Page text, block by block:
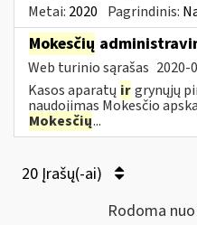
Metai: 2020 Pagrindinis:
Mokesčių
Web turinio sąrašas 2020-
Kasos aparatų irgrynųjų
naudojimas Mokesčio
Mokesčių...
20 Įrašų(-ai)
Rodoma